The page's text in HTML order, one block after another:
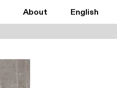
About English